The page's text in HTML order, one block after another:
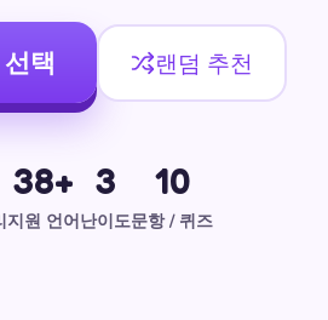
택 랜덤 추천
38+
지원 언어
3
난이도
10
문항 / 퀴즈